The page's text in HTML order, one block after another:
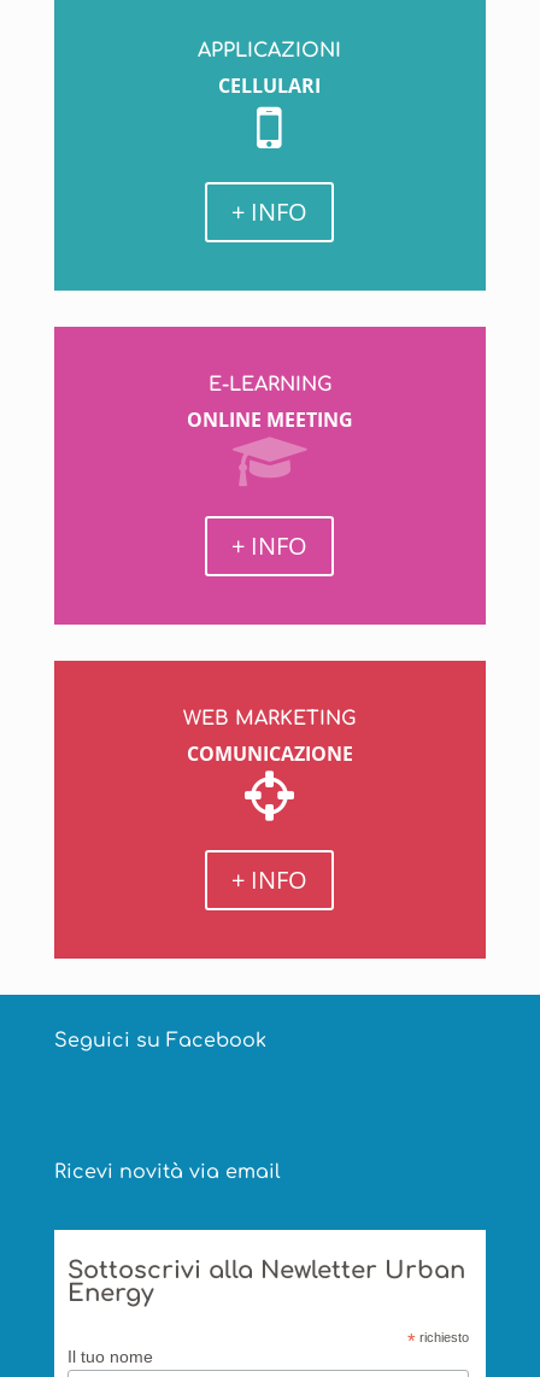
APPLICAZIONI
CELLULARI
+ INFO
E-LEARNING
ONLINE MEETING
+ INFO
WEB MARKETING
COMUNICAZIONE
+ INFO
Seguici su Facebook
Ricevi novità via email
Sottoscrivi alla Newletter Urban
Energy
* richiesto
Il tuo nome